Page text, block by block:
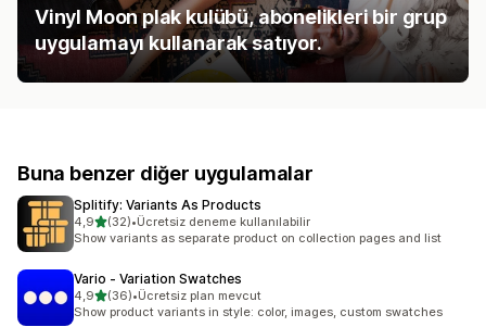
Vinyl Moon plak kulübü, abonelikleri bir grup
uygulamayı kullanarak satıyor.
Buna benzer diğer uygulamalar
Splitify: Variants As Products
4,95 yıldız üzerinden
(32)
toplam 32 değerlendirme
•Ücretsiz deneme kullanılabilir
Show variants as separate product on collection pages and list
Vario ‑ Variation Swatches
4,95 yıldız üzerinden
(36)
toplam 36 değerlendirme
•Ücretsiz plan mevcut
Show product variants in style: color, images, custom swatches